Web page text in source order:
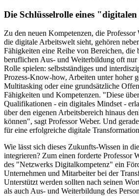
Die Schlüsselrolle eines
Zu den neuen Kompetenzen, die Professor
die digitale Arbeitswelt sieht, gehören
Fähigkeiten eine Reihe von Bereichen, die
beruflichen Aus- und Weiterbildung oft nur
Rolle spielen: selbstständiges und
Prozess-Know-how, Arbeiten unter hoher
Multitasking oder eine grundsätzliche
Fähigkeiten und Kompetenzen. "Diese
Qualifikationen - ein digitales Mindset -
über den eigenen Arbeitsbereich hinaus
können", sagt Professor Weber. Und
für eine erfolgreiche digitale
Wie lässt sich dieses Zukunfts-Wissen in
integrieren? Zum einen forderte Professor
des "Netzwerks Digitalkompetenz" ein
Unternehmen und Mitarbeiter bei der
Unterstützt werden sollten nach seinen
als auch Aus- und Weiterbildung des